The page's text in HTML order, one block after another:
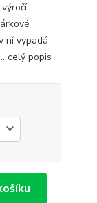
ní vypadá
celý popis